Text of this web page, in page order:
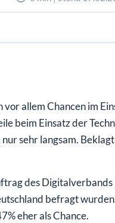
allem Chancen im
beim Einsatz der
sehr langsam.
des
befragt
eher als Chance.